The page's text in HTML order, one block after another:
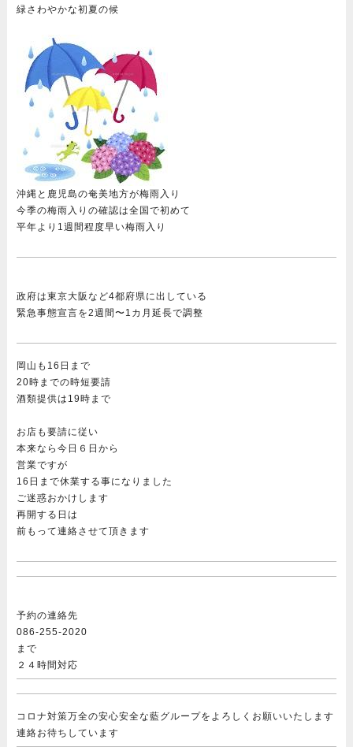
緑さわやかな初夏の候
沖縄と鹿児島の奄美地方が梅雨入り
今季の梅雨入りの確認は全国で初めて
平年より1週間程度早い梅雨入り
政府は東京大阪など4都府県に出している
緊急事態宣言を2週間〜1カ月延長で調整
岡山も16日まで
20時までの時短要請
酒類提供は19時まで
お店も要請に従い
本来なら今日６日から
営業ですが
16日まで休業する事になりました
ご迷惑おかけします
再開する日は
前もって連絡させて頂きます
予約の連絡先
086-255-2020
まで
２４時間対応
コロナ対策万全の安心安全な藍グループをよろしくお願いいたします
連絡お待ちしています